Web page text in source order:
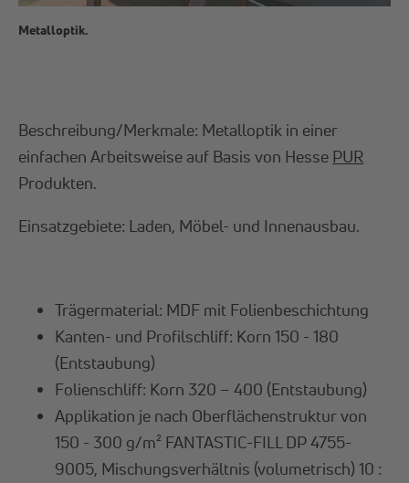
Metalloptik.
Beschreibung/Merkmale: Metalloptik in einer
einfachen Arbeitsweise auf Basis von Hesse PUR
Produkten.
Einsatzgebiete: Laden, Möbel- und Innenausbau.
Trägermaterial: MDF mit Folienbeschichtung
Kanten- und Profilschliff: Korn 150 - 180
(Entstaubung)
Folienschliff: Korn 320 – 400 (Entstaubung)
Applikation je nach Oberflächenstruktur von
150 - 300 g/m² FANTASTIC-FILL DP 4755-
9005, Mischungsverhältnis (volumetrisch) 10 :